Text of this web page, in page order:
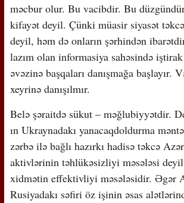
məcbur olur. Bu vacibdir. Bu
kifayət deyil. Çünki müasir siyasət
deyil, həm də onların şərhindən
lazım olan informasiya sahəsində
əvəzinə başqaları danışmağa başlayır.
xeyrinə danışılmır.
Belə şəraitdə sükut – məğlubiyyətdir.
ın Ukraynadakı yanacaqdoldurma
zərbə ilə bağlı hazırkı hadisə təkcə
aktivlərinin təhlükəsizliyi məsələsi
xidmətin effektivliyi məsələsidir. Əgər
Rusiyadakı səfiri öz işinin əsas